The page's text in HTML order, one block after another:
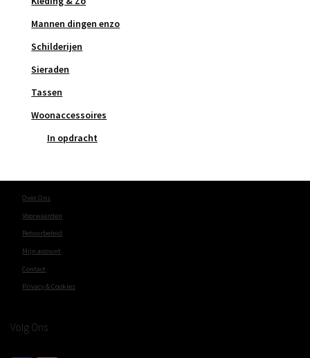
Mannen dingen enzo
Schilderijen
Sieraden
Tassen
Woonaccessoires
In opdracht
Over Ons
Voorwaarden
Retourbeleid
Mijn account
Contact
Privacy & Cookies
Volg Ons